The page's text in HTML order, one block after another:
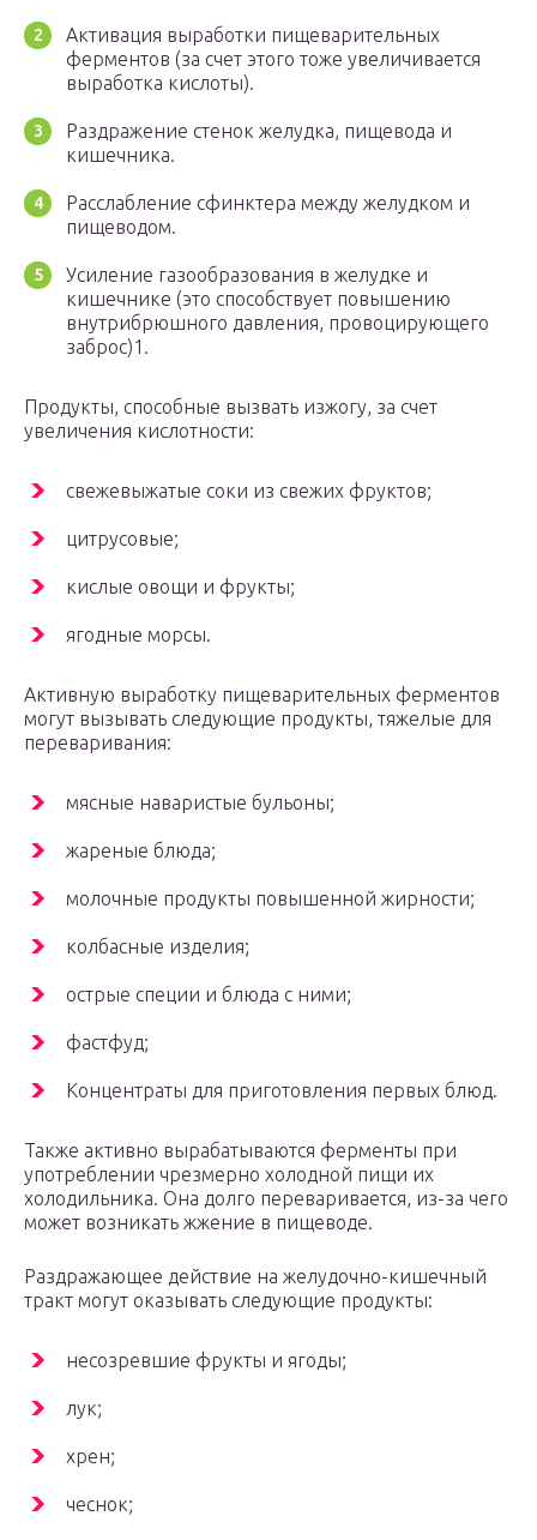
Активация выработки пищеварительных
ферментов (за счет этого тоже увеличивается
выработка кислоты).
Раздражение стенок желудка, пищевода и
кишечника.
Расслабление сфинктера между желудком и
пищеводом.
Усиление газообразования в желудке и
кишечнике (это способствует повышению
внутрибрюшного давления, провоцирующего
заброс)1.
Продукты, способные вызвать изжогу, за счет
увеличения кислотности:
свежевыжатые соки из свежих фруктов;
цитрусовые;
кислые овощи и фрукты;
ягодные морсы.
Активную выработку пищеварительных ферментов
могут вызывать следующие продукты, тяжелые для
переваривания:
мясные наваристые бульоны;
жареные блюда;
молочные продукты повышенной жирности;
колбасные изделия;
острые специи и блюда с ними;
фастфуд;
Концентраты для приготовления первых блюд.
Также активно вырабатываются ферменты при
употреблении чрезмерно холодной пищи их
холодильника. Она долго переваривается, из-за чего
может возникать жжение в пищеводе.
Раздражающее действие на желудочно-кишечный
тракт могут оказывать следующие продукты:
несозревшие фрукты и ягоды;
лук;
хрен;
чеснок;